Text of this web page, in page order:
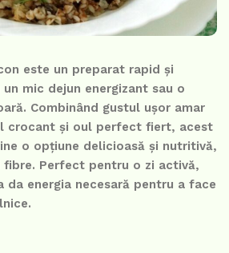
este un preparat rapid și
mic dejun energizant sau o
Combinând gustul ușor amar
crocant și oul perfect fiert, acest
o opțiune delicioasă și nutritivă,
Perfect pentru o zi activă,
da energia necesară pentru a face